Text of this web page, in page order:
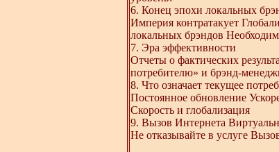
6. Конец эпохи локальных
Империя контратакует
локальных брэндов
7. Эра эффективности
Отчеты о фактических
потребителю» и брэнд-
8. Что означает текущее
Постоянное обновление
Скорость и глобализация
9. Вызов Интернета
Не отказывайте в услуге